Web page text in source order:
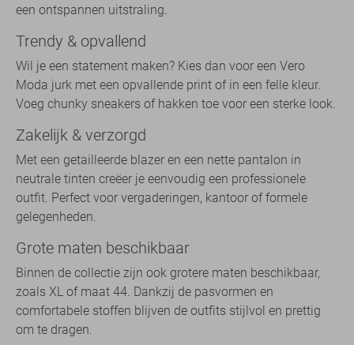
een ontspannen uitstraling.
Trendy & opvallend
Wil je een statement maken? Kies dan voor een Vero
Moda jurk met een opvallende print of in een felle kleur.
Voeg chunky sneakers of hakken toe voor een sterke look.
Zakelijk & verzorgd
Met een getailleerde blazer en een nette pantalon in
neutrale tinten creëer je eenvoudig een professionele
outfit. Perfect voor vergaderingen, kantoor of formele
gelegenheden.
Grote maten beschikbaar
Binnen de collectie zijn ook grotere maten beschikbaar,
zoals XL of maat 44. Dankzij de pasvormen en
comfortabele stoffen blijven de outfits stijlvol en prettig
om te dragen.